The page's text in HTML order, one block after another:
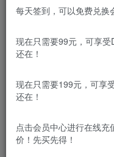
我是卢松松，点
哦！
每天签到，可以免费兑换
现在只需要99元，可享
还在！
现在只需要199元，可享
还在！
点击会员中心进行在线充
价！先买先得！